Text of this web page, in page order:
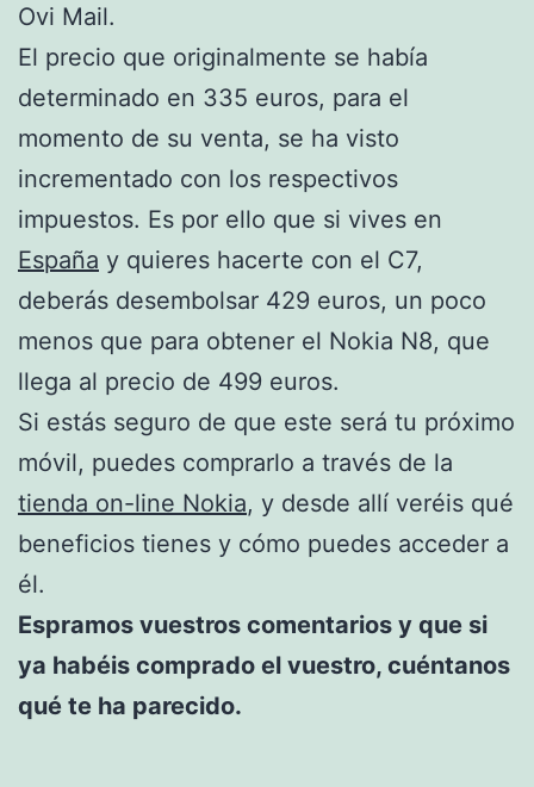
Ovi Mail.
El precio que originalmente se había
determinado en 335 euros, para el
momento de su venta, se ha visto
incrementado con los respectivos
impuestos. Es por ello que si vives en
España y quieres hacerte con el C7,
deberás desembolsar 429 euros, un poco
menos que para obtener el Nokia N8, que
llega al precio de 499 euros.
Si estás seguro de que este será tu próximo
móvil, puedes comprarlo a través de la
tienda on-line Nokia, y desde allí veréis qué
beneficios tienes y cómo puedes acceder a
él.
Espramos vuestros comentarios y que si
ya habéis comprado el vuestro, cuéntanos
qué te ha parecido.